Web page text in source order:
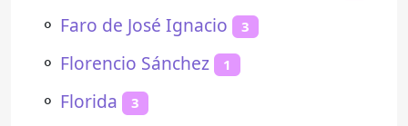
⚬ Faro de José Ignacio 3
⚬ Florencio Sánchez 1
⚬ Florida 3